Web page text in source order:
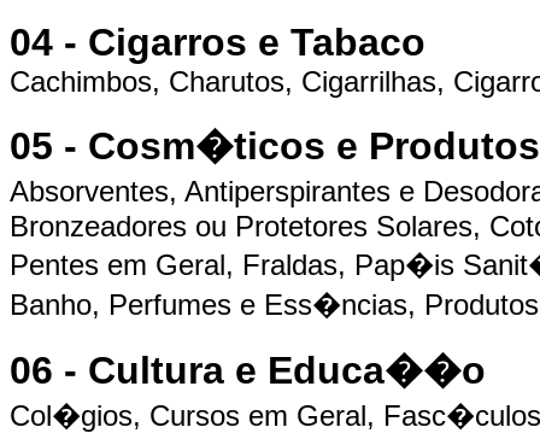
04 - Cigarros e Tabaco
Cachimbos, Charutos, Cigarrilhas,
05 - Cosm�ticos e
Absorventes, Antiperspirantes e
Bronzeadores ou Protetores Solares,
Pentes em Geral, Fraldas, Pap�is
Banho, Perfumes e Ess�ncias,
06 - Cultura e Educa��o
Col�gios, Cursos em Geral,